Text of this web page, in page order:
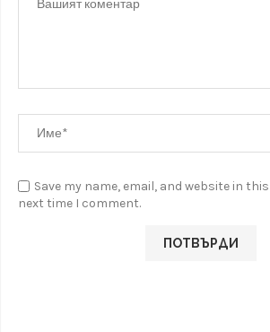
Save my name, email, and website in
next time I comment.